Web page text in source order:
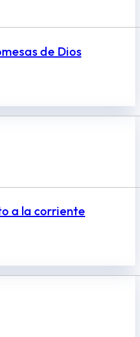
de Dios
a la corriente